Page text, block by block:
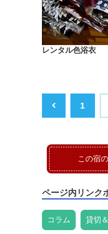
レンタル色浴衣
1
この宿
ページ内リンク
コラム 貸切